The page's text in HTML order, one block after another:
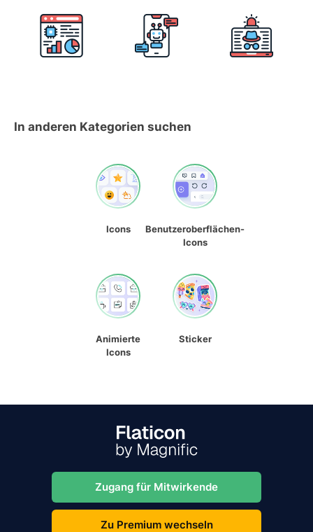
In anderen Kategorien suchen
Icons
Benutzeroberflächen-
Icons
Animierte
Icons
Sticker
Zugang für Mitwirkende
Zu Premium wechseln